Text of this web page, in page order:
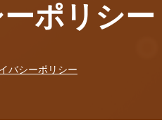
ポリシー
バシーポリシー